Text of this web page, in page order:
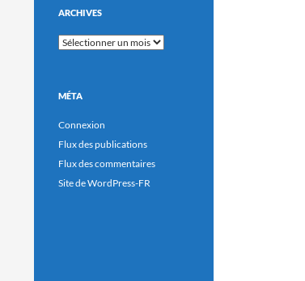
ARCHIVES
Archives
MÉTA
Connexion
Flux des publications
Flux des commentaires
Site de WordPress-FR